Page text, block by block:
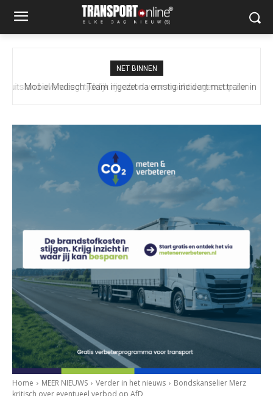
NET BINNEN
Mobiel Medisch Team ingezet na ernstig incident met trailer in
Home MEER NIEUWS Verder in het nieuws
Bondskanselier Merz
kritisch over eventueel verbod op AfD